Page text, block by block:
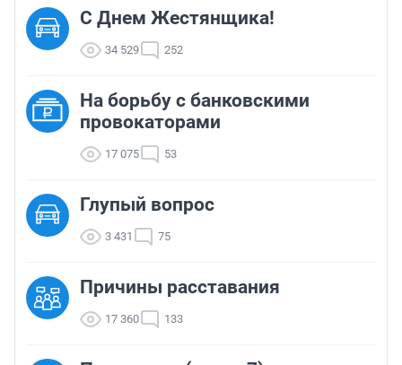
С Днем Жестянщика!
34 529 252
На борьбу с банковскими
провокаторами
17 075 53
Глупый вопрос
3 431 75
Причины расставания
17 360 133